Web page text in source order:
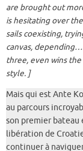
are brought out
is hesitating over
sails coexisting,
canvas,
three, even wins
style. ]
Mais qui est Ante
au parcours
son premier bateau
libération de
continuer à